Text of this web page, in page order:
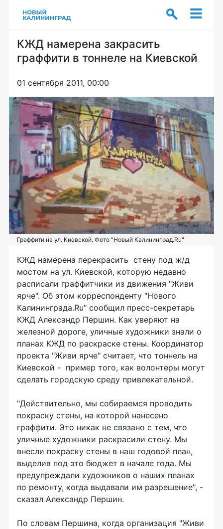
КЖД намерена закрасить
граффити в тоннеле на Киевской
01 сентября 2011, 00:00
Граффити на ул. Киевской. Фото "Новый Калининград.Ru"
КЖД намерена перекрасить стену под ж/д
мостом на ул. Киевской, которую недавно
расписали граффитчики из движения "Живи
ярче". Об этом корреспонденту "Нового
Калининграда.Ru" сообщил пресс-секретарь
КЖД Александр Першин. Как уверяют на
железной дороге, уличные художники знали о
планах КЖД по раскраске стены. Координатор
проекта "Живи ярче" считает, что тоннель на
Киевской - пример того, как волонтеры могут
сделать городскую среду привлекательной.
"Действительно, мы собираемся проводить
покраску стены, на которой нанесено
граффити. Это никак не связано с тем, что
уличные художники раскрасили стену. Мы
внесли покраску стены в наш годовой план,
выделив под это бюджет в начале года. Мы
предупреждали художников о наших планах
по ремонту, когда выдавали им разрешение", -
сказал Александр Першин.
По словам Першина, когда организация "Живи